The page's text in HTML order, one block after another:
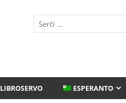
LIBROSERVO ESPERANTO